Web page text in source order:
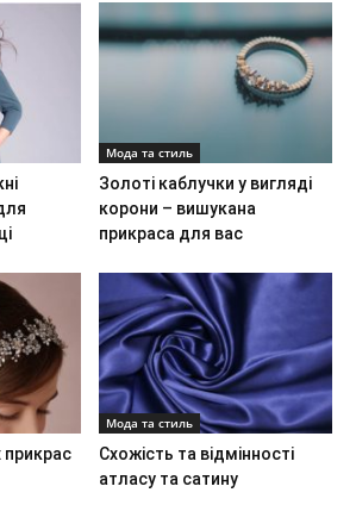
Мода та стиль
Золоті каблучки у вигляді
корони – вишукана
прикраса для вас
прикрас
Мода та стиль
Схожість та відмінності
атласу та сатину